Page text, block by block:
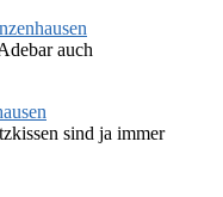
auch
sind ja immer